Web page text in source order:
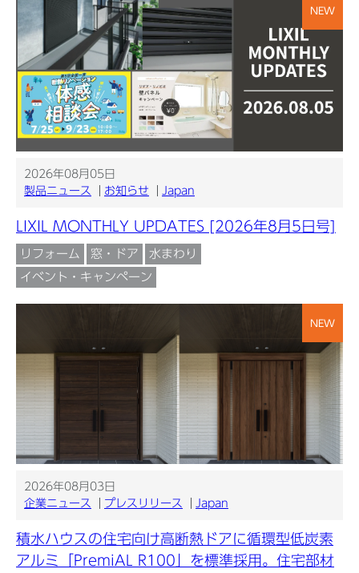
NEW
2026年08月05日
製品ニュース
お知らせ Japan
LIXIL MONTHLY UPDATES [2026年8月5日号]
リフォーム 窓・ドア
水まわり
イベント・キャンペーン
NEW
2026年08月03日
企業ニュース
プレスリリース Japan
積水ハウスの住宅向け高断熱ドアに循環型低炭素
アルミ「PremiAL R100」を標準採用。住宅部材